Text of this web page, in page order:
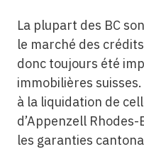
La plupart des BC
le marché des
donc toujours été
immobilières
à la liquidation de
d’Appenzell
les garanties